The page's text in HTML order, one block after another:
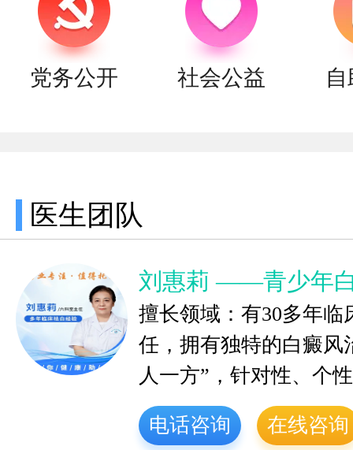
党务公开 社会公益
医生团队
刘惠莉 ——青少年
擅长领域：有30多年
任，拥有独特的白癜风
人一方”，针对性、个
电话咨询 在线咨询